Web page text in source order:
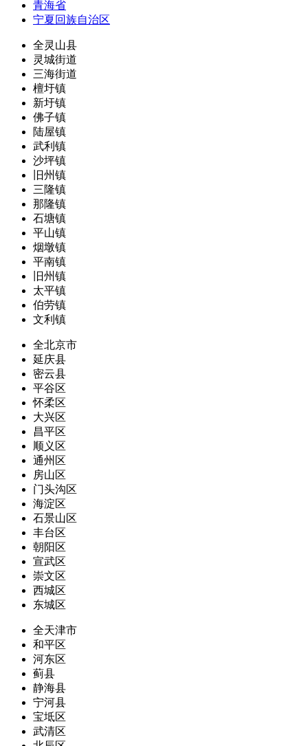
青海省
宁夏回族自治区
全灵山县
灵城街道
三海街道
檀圩镇
新圩镇
佛子镇
陆屋镇
武利镇
沙坪镇
旧州镇
三隆镇
那隆镇
石塘镇
平山镇
烟墩镇
平南镇
旧州镇
太平镇
伯劳镇
文利镇
全北京市
延庆县
密云县
平谷区
怀柔区
大兴区
昌平区
顺义区
通州区
房山区
门头沟区
海淀区
石景山区
丰台区
朝阳区
宣武区
崇文区
西城区
东城区
全天津市
和平区
河东区
蓟县
静海县
宁河县
宝坻区
武清区